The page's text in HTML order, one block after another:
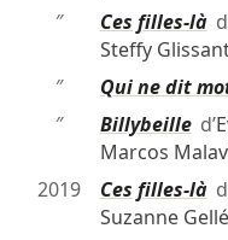
″
Ces filles-là
Steffy
″
Qui ne dit
″
Billybeilled’
Marcos
2019
Ces filles-là
Suzanne